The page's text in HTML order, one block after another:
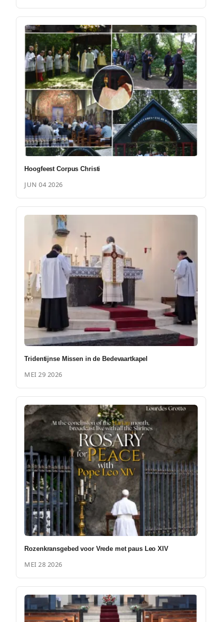
Hoogfeest Corpus Christi
JUN 04 2026
Tridentijnse Missen in de Bedevaartkapel
MEI 29 2026
Rozenkransgebed voor Vrede met paus Leo XIV
MEI 28 2026